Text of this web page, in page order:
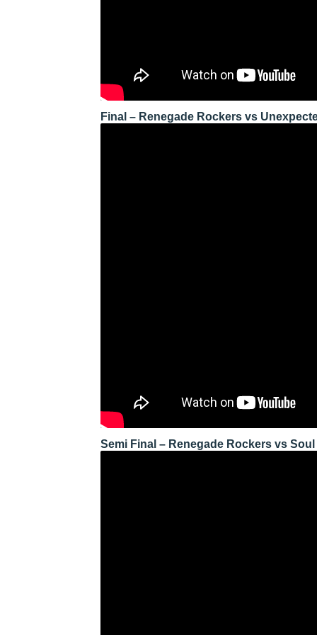
Final – Renegade Rockers vs
Semi Final – Renegade Rockers vs Soul